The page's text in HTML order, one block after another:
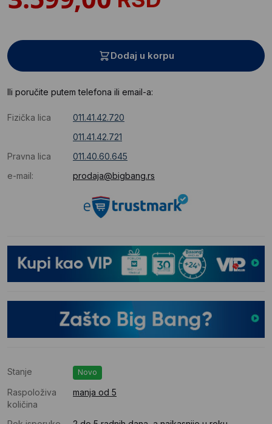
Dodaj u korpu
Ili poručite putem telefona ili email-a:
Fizička lica
011.41.42.720
011.41.42.721
Pravna lica
011.40.60.645
e-mail:
prodaja@bigbang.rs
Stanje Novo
Raspoloživa
količina
manja od 5